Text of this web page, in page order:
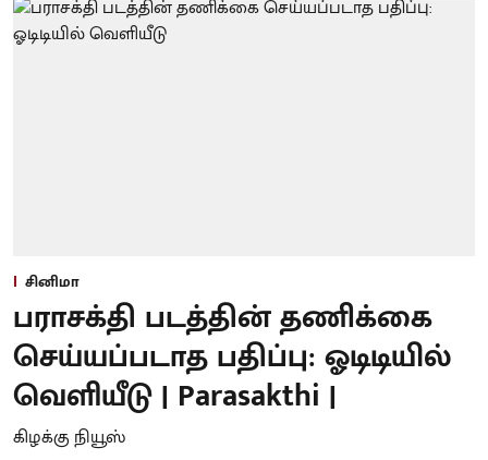
சினிமா
பராசக்தி படத்தின் தணிக்கை
செய்யப்படாத பதிப்பு: ஓடிடியில்
வெளியீடு | Parasakthi |
கிழக்கு நியூஸ்